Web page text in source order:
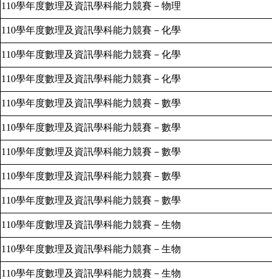
110學年度數理及資訊學科能力競賽－物理
110學年度數理及資訊學科能力競賽－化學
110學年度數理及資訊學科能力競賽－化學
110學年度數理及資訊學科能力競賽－化學
110學年度數理及資訊學科能力競賽－數學
110學年度數理及資訊學科能力競賽－數學
110學年度數理及資訊學科能力競賽－數學
110學年度數理及資訊學科能力競賽－數學
110學年度數理及資訊學科能力競賽－數學
110學年度數理及資訊學科能力競賽－生物
110學年度數理及資訊學科能力競賽－生物
110學年度數理及資訊學科能力競賽－生物